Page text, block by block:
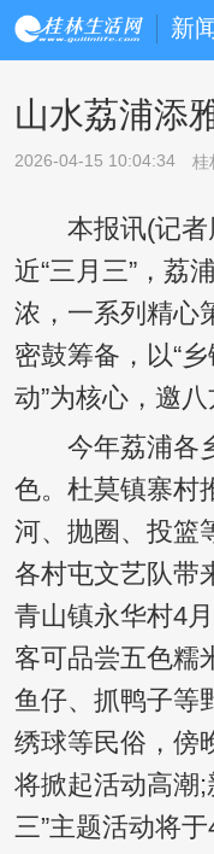
新
山水荔浦添
2026-04-15 10:04:34 桂
本报讯(记者
近“三月三”，荔
浓，一系列精心
密鼓筹备，以“
动”为核心，邀八
今年荔浦各乡
色。杜莫镇寨村
河、抛圈、投篮
各村屯文艺队带
青山镇永华村4
客可品尝五色糯
鱼仔、抓鸭子等
绣球等民俗，傍
将掀起活动高潮;
三”主题活动将